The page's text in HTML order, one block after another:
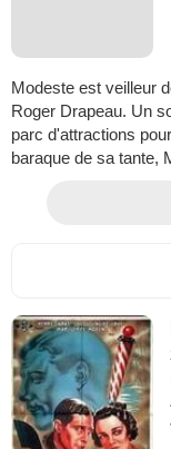
Modeste est veilleur
Roger Drapeau. Un
parc d'attractions
baraque de sa tante,